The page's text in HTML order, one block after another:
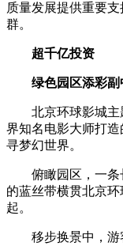
质量发展提供重要
群。
超千亿投资
绿色园区添彩副
北京环球影城主
界知名电影大师打
寻梦幻世界。
俯瞰园区，一条
的蓝丝带横贯北京
起。
移步换景中，游